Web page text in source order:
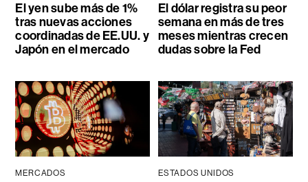
El yen sube más de 1%
tras nuevas acciones
coordinadas de EE.UU. y
Japón en el mercado
El dólar registra su peor
semana en más de tres
meses mientras crecen
dudas sobre la Fed
MERCADOS ESTADOS UNIDOS